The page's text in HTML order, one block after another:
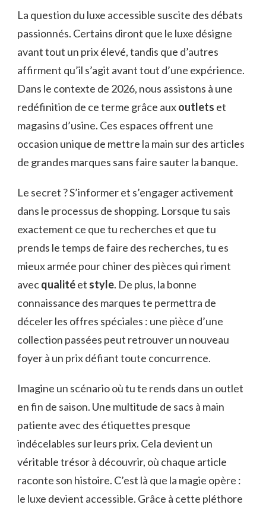
La question du luxe accessible suscite des débats
passionnés. Certains diront que le luxe désigne
avant tout un prix élevé, tandis que d’autres
affirment qu’il s’agit avant tout d’une expérience.
Dans le contexte de 2026, nous assistons à une
redéfinition de ce terme grâce auxoutlets et
magasins d’usine. Ces espaces offrent une
occasion unique de mettre la main sur des articles
de grandes marques sans faire sauter la banque.
Le secret ? S’informer et s’engager activement
dans le processus de shopping. Lorsque tu sais
exactement ce que tu recherches et que tu
prends le temps de faire des recherches, tu es
mieux armée pour chiner des pièces qui riment
avecqualitéet style. De plus, la bonne
connaissance des marques te permettra de
déceler les offres spéciales : une pièce d’une
collection passées peut retrouver un nouveau
foyer à un prix défiant toute concurrence.
Imagine un scénario où tu te rends dans un outlet
en fin de saison. Une multitude de sacs à main
patiente avec des étiquettes presque
indécelables sur leurs prix. Cela devient un
véritable trésor à découvrir, où chaque article
raconte son histoire. C’est là que la magie opère :
le luxe devient accessible. Grâce à cette pléthore